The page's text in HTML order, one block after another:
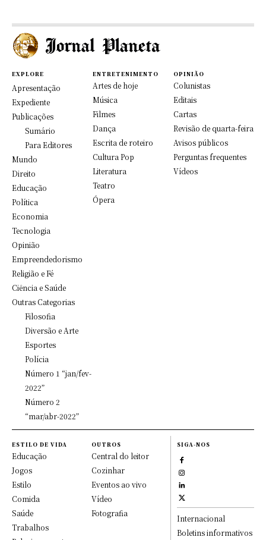
EXPLORE
Apresentação
Expediente
Publicações
Sumário
Para Editores
Mundo
Direito
Educação
Política
Economia
Tecnologia
Opinião
Empreendedorismo
Religião e Fé
Ciência e Saúde
Outras Categorias
Filosofia
Diversão e Arte
Esportes
Polícia
Número 1 “jan/fev-
2022”
Número 2
“mar/abr-2022”
ENTRETENIMENTO
Artes de hoje
Música
Filmes
Dança
Escrita de roteiro
Cultura Pop
Literatura
Teatro
Ópera
OPINIÃO
Colunistas
Editais
Cartas
Revisão de quarta-feira
Avisos públicos
Perguntas frequentes
Vídeos
ESTILO DE VIDA
Educação
Jogos
Estilo
Comida
Saúde
Trabalhos
OUTROS
Central do leitor
Cozinhar
Eventos ao vivo
Vídeo
Fotografia
SIGA-NOS
Internacional
Boletins informativos